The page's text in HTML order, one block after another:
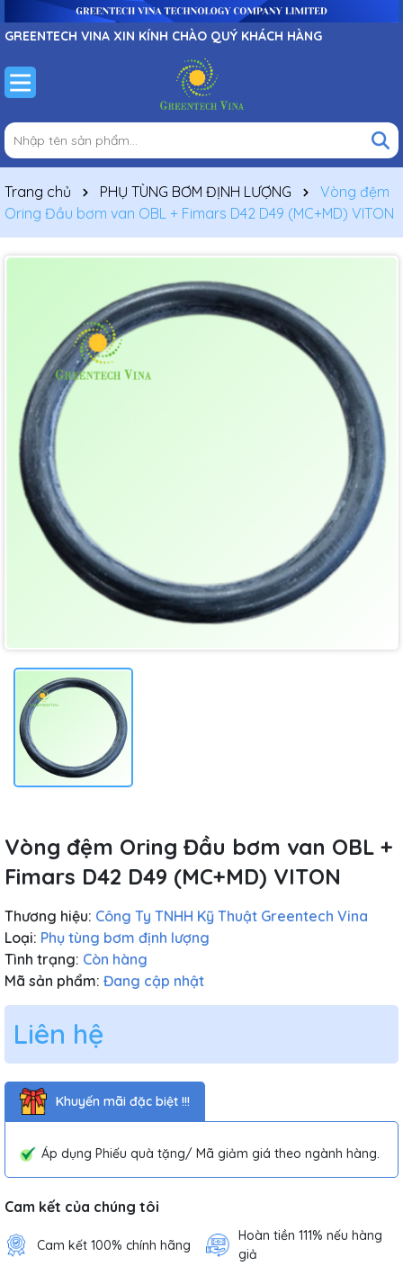
GREENTECH VINA XIN KÍNH CHÀO QUÝ KHÁCH HÀNG
Trang chủ PHỤ TÙNG BƠM ĐỊNH LƯỢNG
Vòng đệm
Oring Đầu bơm van OBL + Fimars D42 D49 (MC+MD) VITON
Vòng đệm Oring Đầu bơm van OBL +
Fimars D42 D49 (MC+MD) VITON
Thương hiệu: Công Ty TNHH Kỹ Thuật Greentech Vina
Loại: Phụ tùng bơm định lượng
Tình trạng: Còn hàng
Mã sản phẩm: Đang cập nhật
Liên hệ
Khuyến mãi đặc biệt !!!
Áp dụng Phiếu quà tặng/ Mã giảm giá theo ngành hàng.
Cam kết của chúng tôi
Cam kết 100% chính hãng
Hoàn tiền 111% nếu hàng
giả